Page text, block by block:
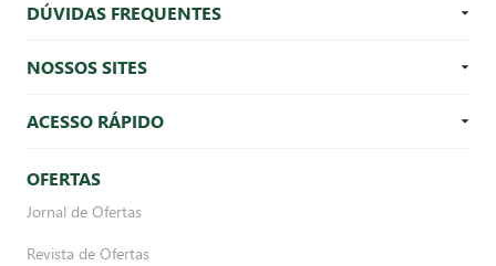
DÚVIDAS FREQUENTES
NOSSOS SITES
ACESSO RÁPIDO
OFERTAS
Jornal de Ofertas
Revista de Ofertas